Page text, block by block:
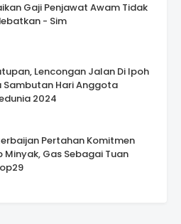
Gaji Penjawat Awam Tidak
- Sim
Lencongan Jalan Di Ipoh
Sambutan Hari Anggota
2024
Pertahan Komitmen
Minyak, Gas Sebagai Tuan